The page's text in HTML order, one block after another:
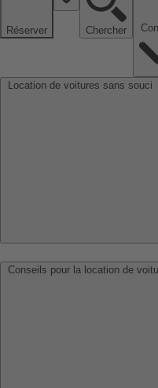
Réserver Chercher